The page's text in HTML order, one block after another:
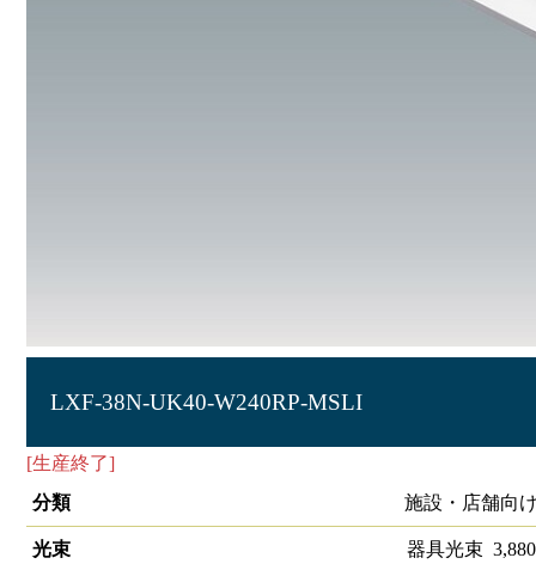
LXF-38N-UK40-W240RP-MSLI
[生産終了]
分類
施設・店舗向
光束 器具光束 3,880